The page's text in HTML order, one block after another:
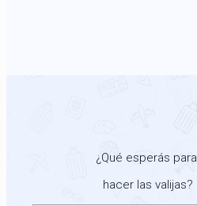
¿Qué esperás para
hacer las valijas?